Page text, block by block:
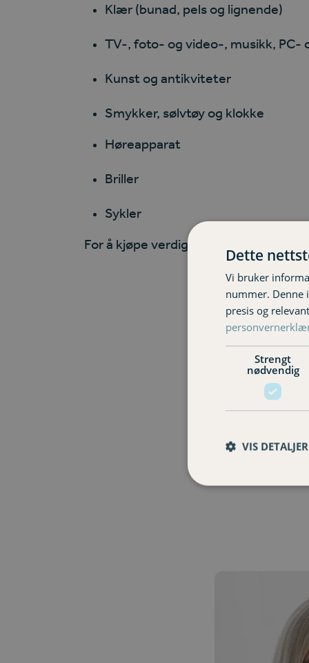
Klær (bunad, pels og lignende)
TV-, foto- og video-, musikk, PC-
Kunst og antikviteter
Smykker, sølvtøy og klokke
Høreapparat
Briller
Sykler
For å kjøpe verdigjenstandsforsikring
Dette
Vi bruker
nummer. Denne
presis og
Strengt
nødvendig
VIS DETALJER